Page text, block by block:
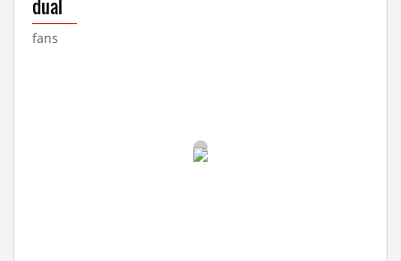
dual
fans